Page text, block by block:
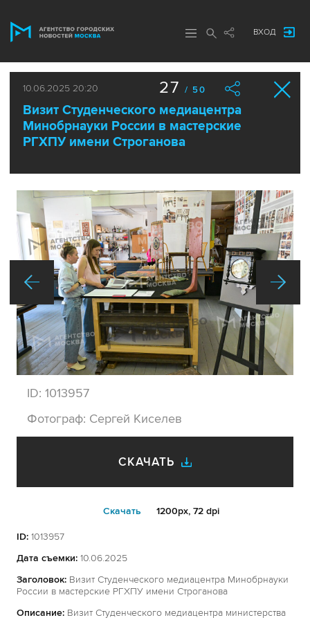
ВХОД
10.06.2025 20:20
Визит Студенческого медиацентра
Минобрнауки России в мастерские
РГХПУ имени Строганова
27 / 50
ID: 1013957
Фотограф: Сергей Киселев
СКАЧАТЬ
Cкачать 1200px, 72 dpi
ID: 1013957
Дата съемки: 10.06.2025
Заголовок: Визит Студенческого медиацентра Минобрнауки
России в мастерские РГХПУ имени Строганова
Описание: Визит Студенческого медиацентра министерства